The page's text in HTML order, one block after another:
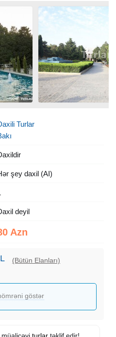
Turlar
şey daxil (AI)
deyil
Azn
(Bütün Elanları)
göstər
turlar təklif edir!